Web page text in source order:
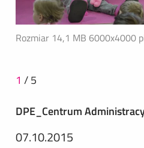
Rozmiar 14,1 MB 6000x4000
1 /5
DPE_Centrum
07.10.2015